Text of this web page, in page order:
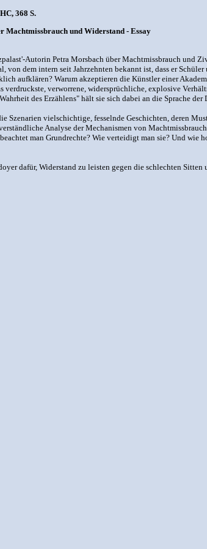
368 S.
und Widerstand - Essay
Autorin Petra Morsbach über Machtmissbrauch und
von dem intern seit Jahrzehnten bekannt ist, dass er
aufklären? Warum akzeptieren die Künstler einer
verdruckste, verworrene, widersprüchliche, explosive
des Erzählens" hält sie sich dabei an die Sprache
Szenarien vielschichtige, fesselnde Geschichten, deren
Analyse der Mechanismen von
man Grundrechte? Wie verteidigt man sie? Und wie
dafür, Widerstand zu leisten gegen die schlechten